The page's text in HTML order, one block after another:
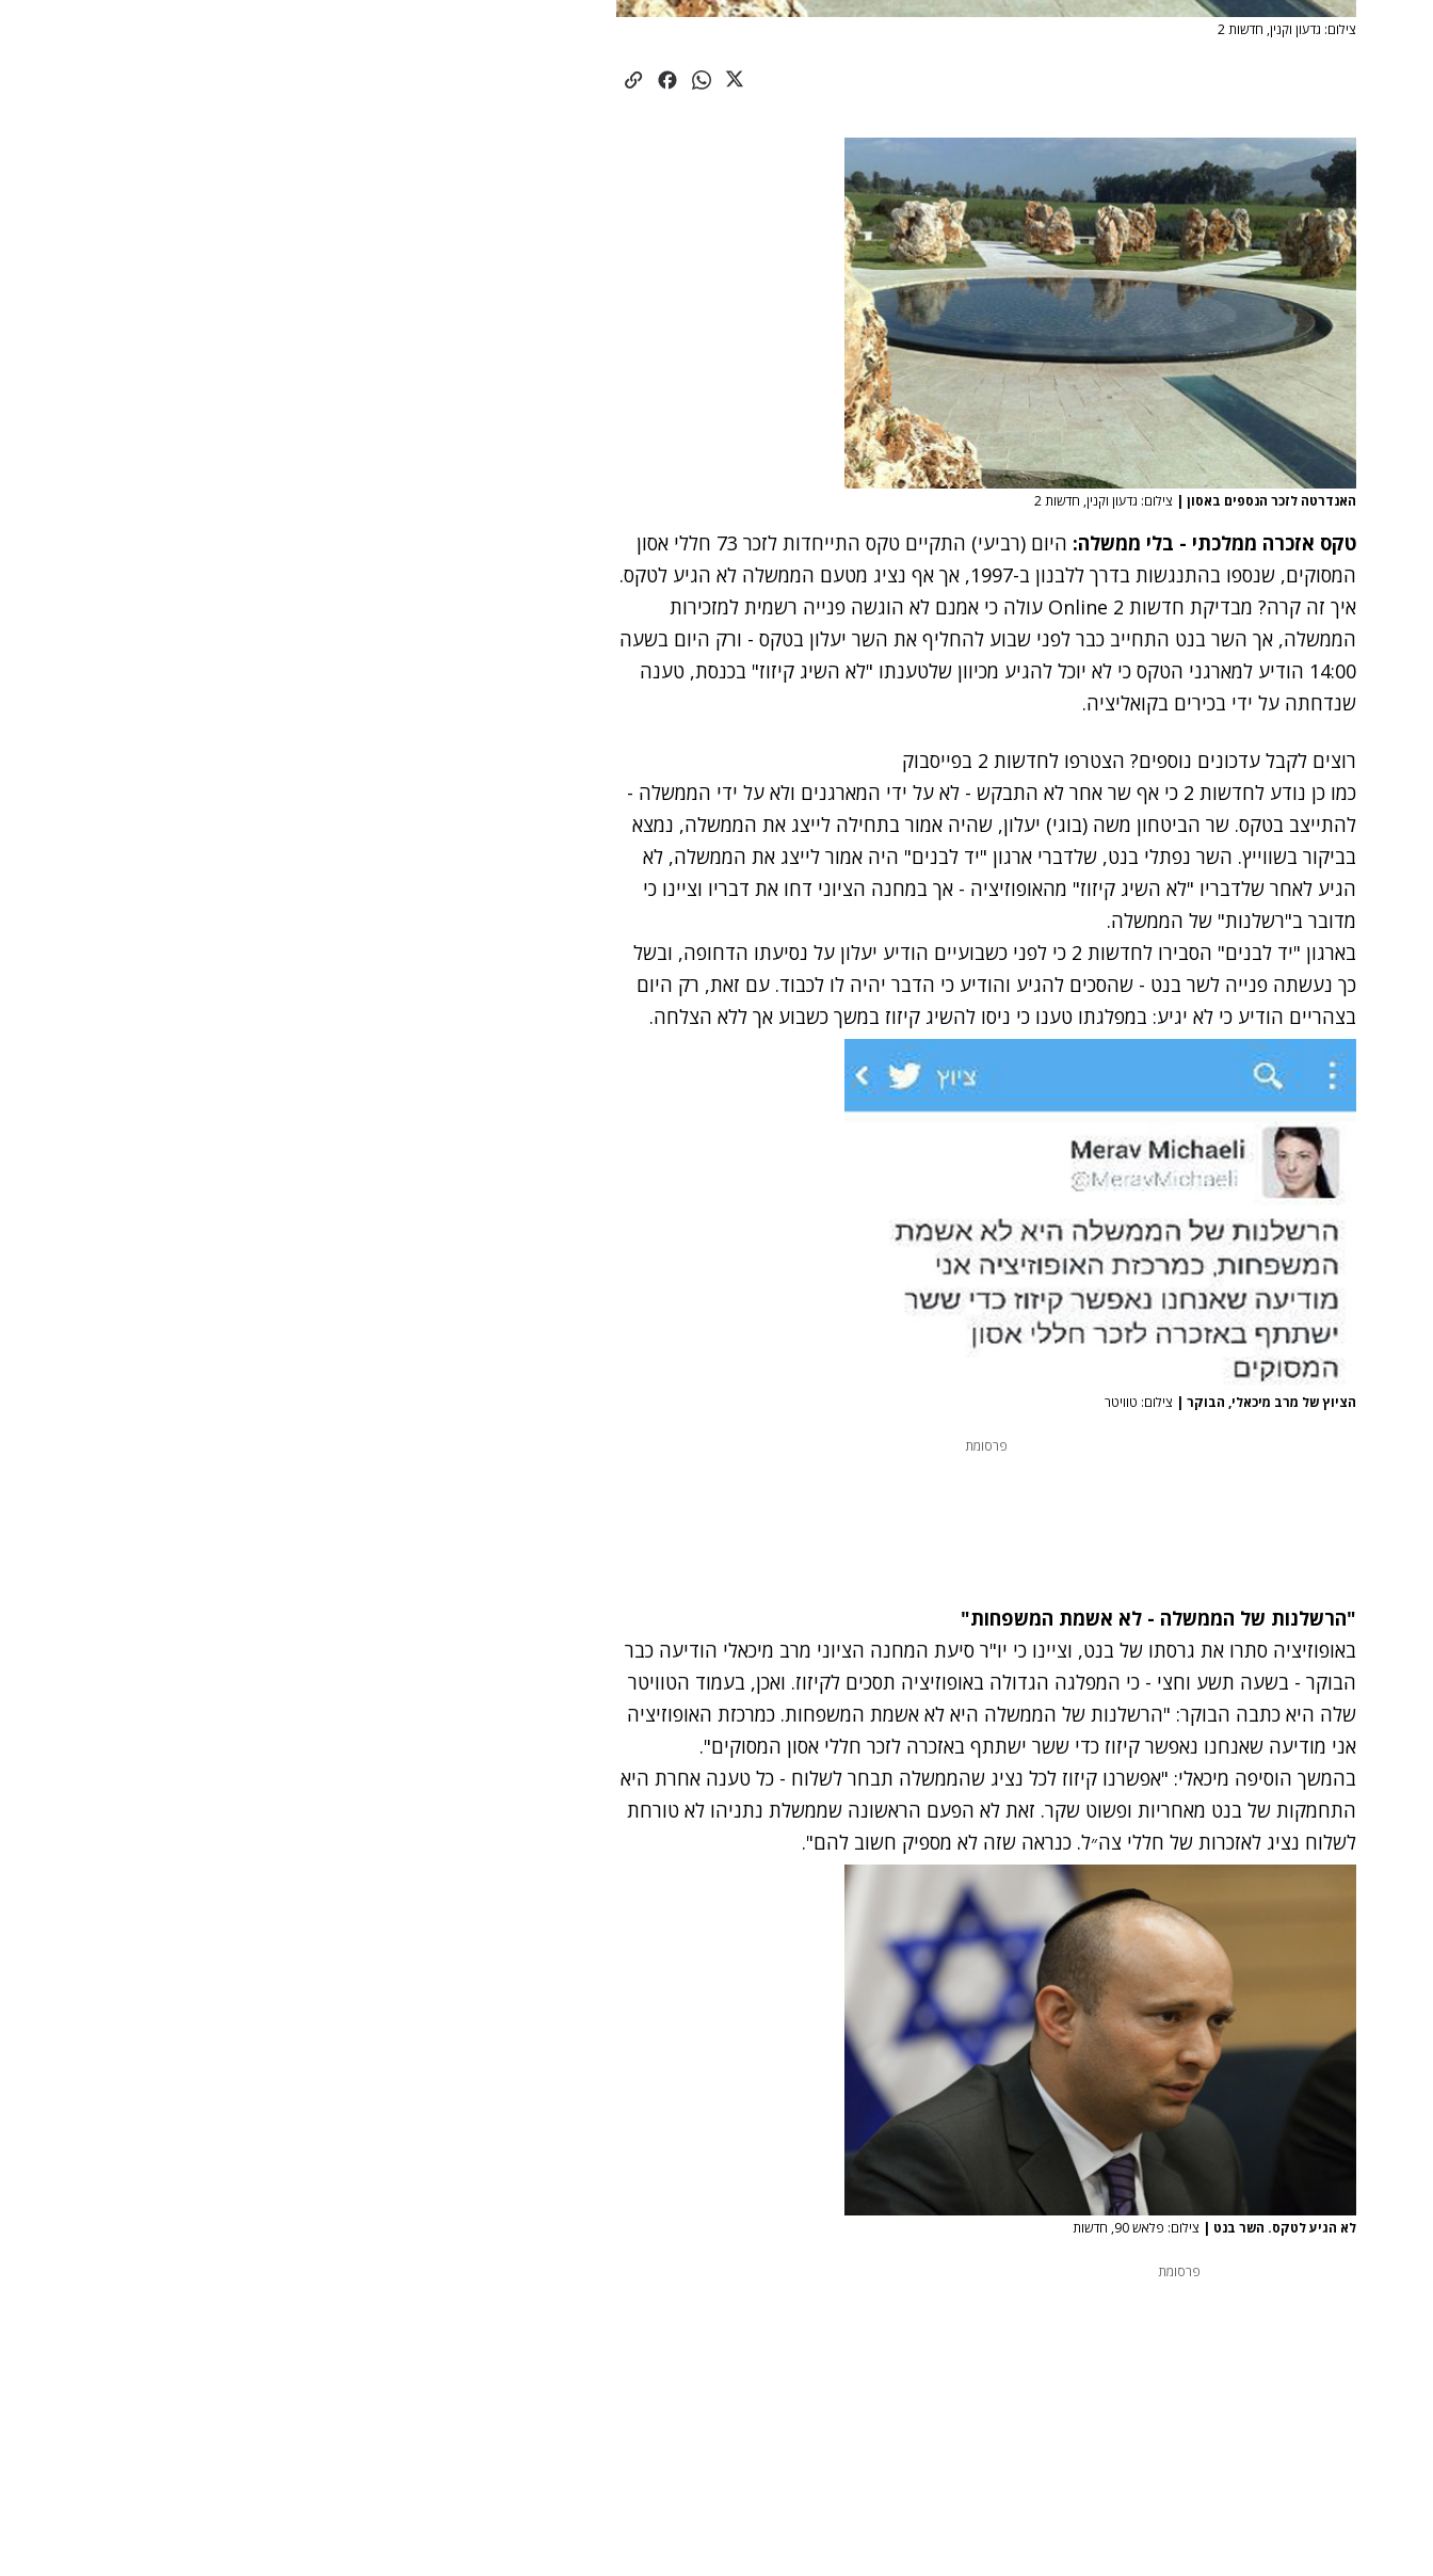
צילום: גדעון וקנין, חדשות 2
האנדרטה לזכר הנספים באסון | צילום: גדעון וקנין, חדשות 2
טקס אזכרה ממלכתי - בלי ממשלה:
היום (רביעי) התקיים טקס התייחדות לזכר 73 חללי אסון
המסוקים, שנספו בהתנגשות בדרך ללבנון ב-1997, אך
אף נציג מטעם הממשלה לא הגיע לטקס.
איך זה קרה? מבדיקת חדשות 2 Online עולה כי אמנם לא הוגשה פנייה רשמית למזכירות
הממשלה, אך השר בנט התחייב כבר לפני שבוע להחליף את השר יעלון בטקס - ורק היום בשעה
14:00 הודיע למארגני הטקס כי לא יוכל להגיע מכיוון שלטענתו "לא השיג קיזוז" בכנסת, טענה
שנדחתה על ידי בכירים בקואליציה.
רוצים לקבל עדכונים נוספים? הצטרפו לחדשות 2 בפייסבוק
כמו כן נודע לחדשות 2 כי אף שר אחר לא התבקש - לא על ידי המארגנים ולא על ידי הממשלה -
להתייצב בטקס. שר הביטחון משה (בוגי) יעלון, שהיה אמור בתחילה לייצג את הממשלה, נמצא
בביקור בשווייץ. השר נפתלי בנט, שלדברי ארגון "יד לבנים" היה אמור לייצג את הממשלה, לא
הגיע לאחר שלדבריו "לא השיג קיזוז" מהאופוזיציה - אך במחנה הציוני דחו את דבריו וציינו כי
מדובר ב"רשלנות" של הממשלה.
בארגון "יד לבנים" הסבירו לחדשות 2 כי לפני כשבועיים הודיע יעלון על נסיעתו הדחופה, ובשל
כך נעשתה פנייה לשר בנט - שהסכים להגיע והודיע כי הדבר יהיה לו לכבוד. עם זאת, רק היום
בצהריים הודיע כי לא יגיע: במפלגתו טענו כי ניסו להשיג קיזוז במשך כשבוע אך ללא הצלחה.
הציוץ של מרב מיכאלי, הבוקר | צילום: טוויטר
פרסומת
"הרשלנות של הממשלה - לא אשמת המשפחות"
באופוזיציה סתרו את גרסתו של בנט, וציינו כי יו"ר סיעת המחנה הציוני מרב מיכאלי הודיעה כבר
הבוקר - בשעה תשע וחצי - כי המפלגה הגדולה באופוזיציה תסכים לקיזוז. ואכן, בעמוד הטוויטר
שלה היא כתבה הבוקר: "הרשלנות של הממשלה היא לא אשמת המשפחות. כמרכזת האופוזיציה
אני מודיעה שאנחנו נאפשר קיזוז כדי ששר ישתתף באזכרה לזכר חללי אסון המסוקים".
בהמשך הוסיפה מיכאלי: "אפשרנו קיזוז לכל נציג שהממשלה תבחר לשלוח - כל טענה אחרת היא
התחמקות של בנט מאחריות ופשוט שקר. זאת לא הפעם הראשונה שממשלת נתניהו לא טורחת
לשלוח נציג לאזכרות של חללי צה״ל. כנראה שזה לא מספיק חשוב להם".
לא הגיע לטקס. השר בנט | צילום: פלאש 90, חדשות
פרסומת